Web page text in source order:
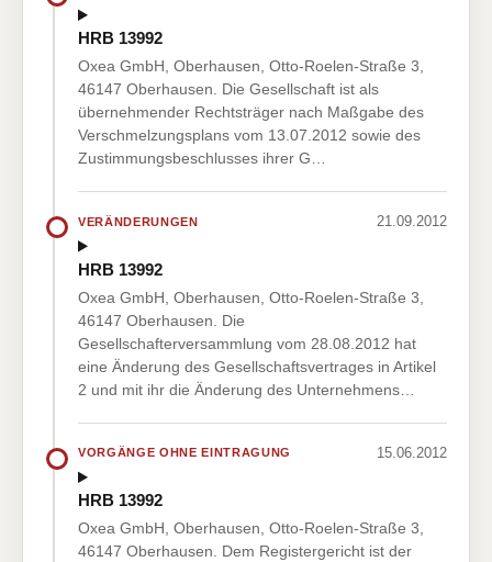
HRB 13992
Oxea GmbH, Oberhausen, Otto-Roelen-Straße 3,
46147 Oberhausen. Die Gesellschaft ist als
übernehmender Rechtsträger nach Maßgabe des
Verschmelzungsplans vom 13.07.2012 sowie des
Zustimmungsbeschlusses ihrer G…
VERÄNDERUNGEN 21.09.2012
HRB 13992
Oxea GmbH, Oberhausen, Otto-Roelen-Straße 3,
46147 Oberhausen. Die
Gesellschafterversammlung vom 28.08.2012 hat
eine Änderung des Gesellschaftsvertrages in Artikel
2 und mit ihr die Änderung des Unternehmens…
VORGÄNGE OHNE EINTRAGUNG 15.06.2012
HRB 13992
Oxea GmbH, Oberhausen, Otto-Roelen-Straße 3,
46147 Oberhausen. Dem Registergericht ist der